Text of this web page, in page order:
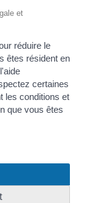
et
réduire le
êtes résident en
certaines
les conditions et
que vous êtes